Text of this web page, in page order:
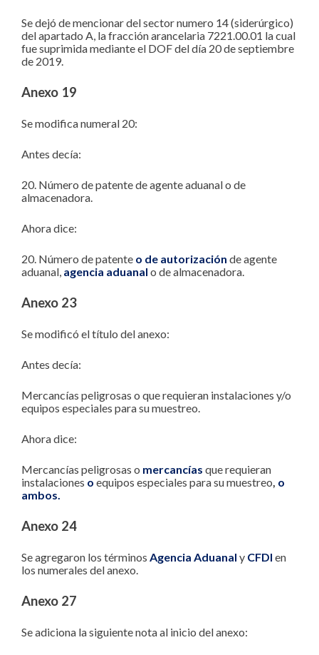
Se dejó de mencionar del sector numero 14 (siderúrgico)
del apartado A, la fracción arancelaria 7221.00.01 la cual
fue suprimida mediante el DOF del día 20 de septiembre
de 2019.
Anexo 19
Se modifica numeral 20:
Antes decía:
20. Número de patente de agente aduanal o de
almacenadora.
Ahora dice:
20. Número de patente o de autorización de agente
aduanal, agencia aduanal o de almacenadora.
Anexo 23
Se modificó el título del anexo:
Antes decía:
Mercancías peligrosas o que requieran instalaciones y/o
equipos especiales para su muestreo.
Ahora dice:
Mercancías peligrosas o mercancías que requieran
instalaciones o equipos especiales para su muestreo o
ambos.
Anexo 24
Se agregaron los términos Agencia Aduanal y CFDI en
los numerales del anexo.
Anexo 27
Se adiciona la siguiente nota al inicio del anexo: